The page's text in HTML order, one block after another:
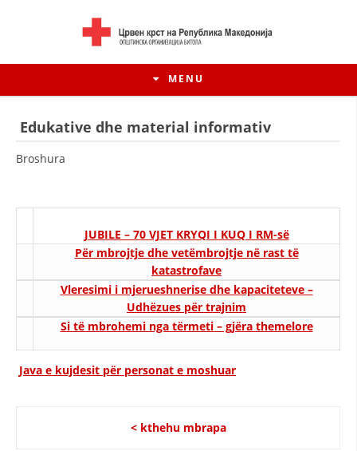
MENU
HISTORIA E LËVIZJES
HISTORIA E KRYQIT TË KUQ
ANËTARËSIMI NË STRUKTURAT PROFESIONALE
Edukative dhe material informativ
Broshura
JUBILE – 70 VJET KRYQI I KUQ I RM-së
Për mbrojtje dhe vetëmbrojtje në rast të
katastrofave
Vleresimi i mjerueshnerise dhe kapaciteteve –
Udhëzues për trajnim
Si të mbrohemi nga tërmeti – gjëra themelore
Java e kujdesit për personat e moshuar
< kthehu mbrapa